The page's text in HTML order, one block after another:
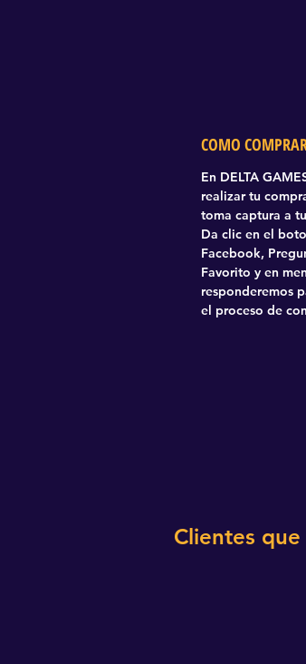
COMO
En DELTA
realizar tu
toma captura a
Da clic en el
Facebook,
Favorito y en
responderemos
el proceso de
Clientes